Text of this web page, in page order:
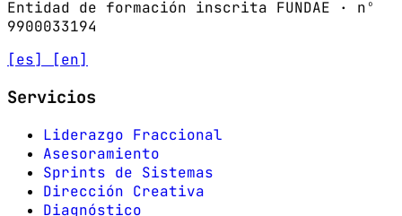
Entidad de formación inscrita FUNDAE · nº
9900033194
[es]
[en]
Servicios
Liderazgo Fraccional
Asesoramiento
Sprints de Sistemas
Dirección Creativa
Diagnóstico